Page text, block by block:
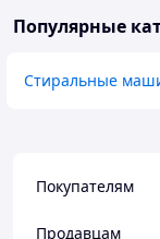
Популярные
Стиральные
Покупателям
Продавцам